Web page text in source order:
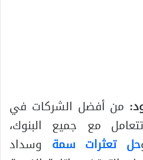
من أفضل الشركات في
مع جميع البنوك،
حل تعثرات سمة وسداد